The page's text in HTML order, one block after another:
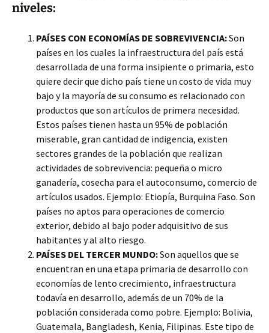
niveles:
PAÍSES CON ECONOMÍAS DE SOBREVIVENCIA:Son
países en los cuales la infraestructura del país está
desarrollada de una forma insipiente o primaria, esto
quiere decir que dicho país tiene un costo de vida muy
bajo y la mayoría de su consumo es relacionado con
productos que son artículos de primera necesidad.
Estos países tienen hasta un 95% de población
miserable, gran cantidad de indigencia, existen
sectores grandes de la población que realizan
actividades de sobrevivencia: pequeña o micro
ganadería, cosecha para el autoconsumo, comercio de
artículos usados. Ejemplo: Etiopía, Burquina Faso. Son
países no aptos para operaciones de comercio
exterior, debido al bajo poder adquisitivo de sus
habitantes y al alto riesgo.
PAÍSES DEL TERCER MUNDO:Son aquellos que se
encuentran en una etapa primaria de desarrollo con
economías de lento crecimiento, infraestructura
todavía en desarrollo, además de un 70% de la
población considerada como pobre. Ejemplo: Bolivia,
Guatemala, Bangladesh, Kenia, Filipinas. Este tipo de